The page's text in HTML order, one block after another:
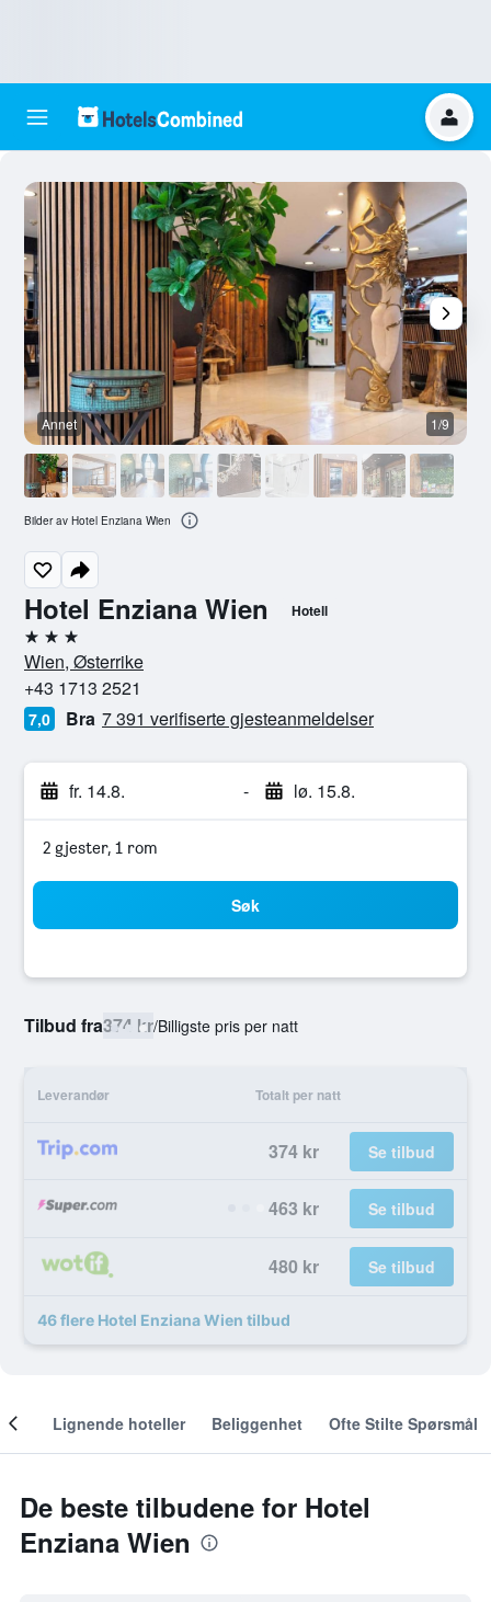
Hotel Enziana Wien Hotell
3 stjerner
Wien, Østerrike
+43 1713 2521
7,0 Bra 7 391 verifiserte gjesteanmeldelser
fr. 14.8. - lø. 15.8.
2 gjester, 1 rom
Søk
Tilbud fra374 kr/Billigste pris per natt
Leverandør Totalt per natt
374 kr Se tilbud
463 kr Se tilbud
480 kr Se tilbud
46 flere Hotel Enziana Wien tilbud
Annet 1/9
Bilder av Hotel Enziana Wien
Lignende hoteller Beliggenhet Ofte Stilte Spørsmål
De beste tilbudene for Hotel
Enziana Wien